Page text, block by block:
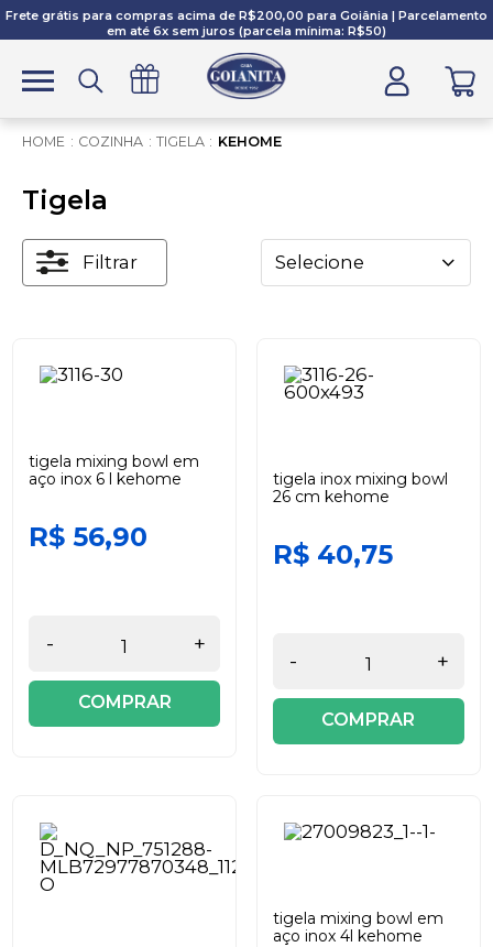
Frete grátis para compras acima de R$200,00 para Goiânia | Parcelamento
em até 6x sem juros (parcela mínima: R$50)
COZINHA TIGELA KEHOME
Tigela
Filtrar Selecione
tigela mixing bowl em
aço inox 6 l kehome
R$ 56,90
- +
COMPRAR
tigela inox mixing bowl
26 cm kehome
R$ 40,75
- +
COMPRAR
tigela mixing bowl em
aço inox 4l kehome